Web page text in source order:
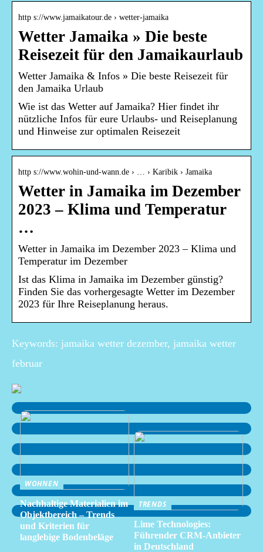
http s://www.jamaikatour.de › wetter-jamaika
Wetter Jamaika » Die beste
Reisezeit für den Jamaikaurlaub
Wetter Jamaika & Infos » Die beste Reisezeit für
den Jamaika Urlaub
Wie ist das Wetter auf Jamaika? Hier findet ihr
nützliche Infos für eure Urlaubs- und Reiseplanung
und Hinweise zur optimalen Reisezeit
http s://www.wohin-und-wann.de › … › Karibik › Jamaika
Wetter in Jamaika im Dezember
2023 – Klima und Temperatur
…
Wetter in Jamaika im Dezember 2023 – Klima und
Temperatur im Dezember
Ist das Klima in Jamaika im Dezember günstig?
Finden Sie das vorhergesagte Wetter im Dezember
2023 für Ihre Reiseplanung heraus.
Keywords: jamaika wetter dezember, jamaika wetter
februar
WOHNEN
Nachhaltige Materialien im
Objektbereich – Trends
und Kriterien für
langlebige Bodenbeläge
TRENDS
Lime Technologies:
Führender CRM-Anbieter
in Deutschland